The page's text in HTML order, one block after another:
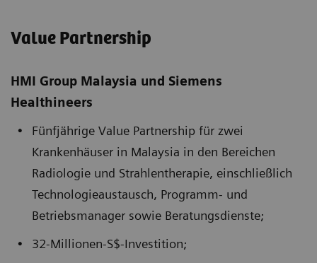
Value Partnership
HMI Group Malaysia und Siemens
Healthineers
Fünfjährige Value Partnership für zwei
Krankenhäuser in Malaysia in den Bereichen
Radiologie und Strahlentherapie, einschließlich
Technologieaustausch, Programm- und
Betriebsmanager sowie Beratungsdienste;
32-Millionen-S$-Investition;